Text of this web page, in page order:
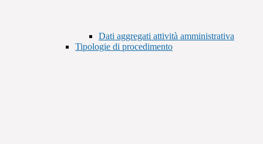
Dati aggregati attività amministrativa
Tipologie di procedimento